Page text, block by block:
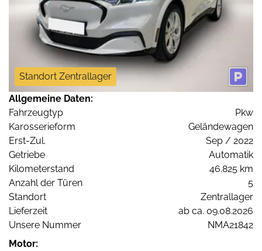
Standort Zentrallager
Allgemeine Daten:
Fahrzeugtyp
Pkw
Karosserieform
Geländewagen
Erst-Zul.
Sep / 2022
Getriebe
Automatik
Kilometerstand
46.825 km
Anzahl der Türen
5
Standort
Zentrallager
Lieferzeit
ab ca. 09.08.2026
Unsere Nummer
NMA21842
Motor: